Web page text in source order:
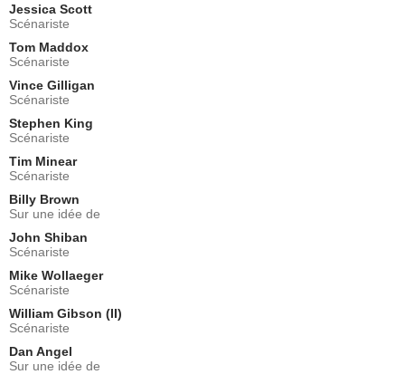
- 2 Episodes :13
Charles Cioffi
Scott Blevins
- 2 Episodes :
John Finn
Michael Kritschgau
- 2 Episodes :1
Brian Thompson
- 2 Episodes :
Tara Scully
- 2 Episodes : 6-
Laurie Holden
Marita Covarrubias
- 2 Episodes :13-
Gerard Plunkett
Dr Calderon
- 2 Episodes :
George Murdock
- 2 Episodes : 14
Jessica Scott
Scénariste
Tom Maddox
Scénariste
Vince Gilligan
Scénariste
Stephen King
Scénariste
Tim Minear
Scénariste
Billy Brown
Sur une idée de
John Shiban
Scénariste
Mike Wollaeger
Scénariste
William Gibson (II)
Scénariste
Dan Angel
Sur une idée de